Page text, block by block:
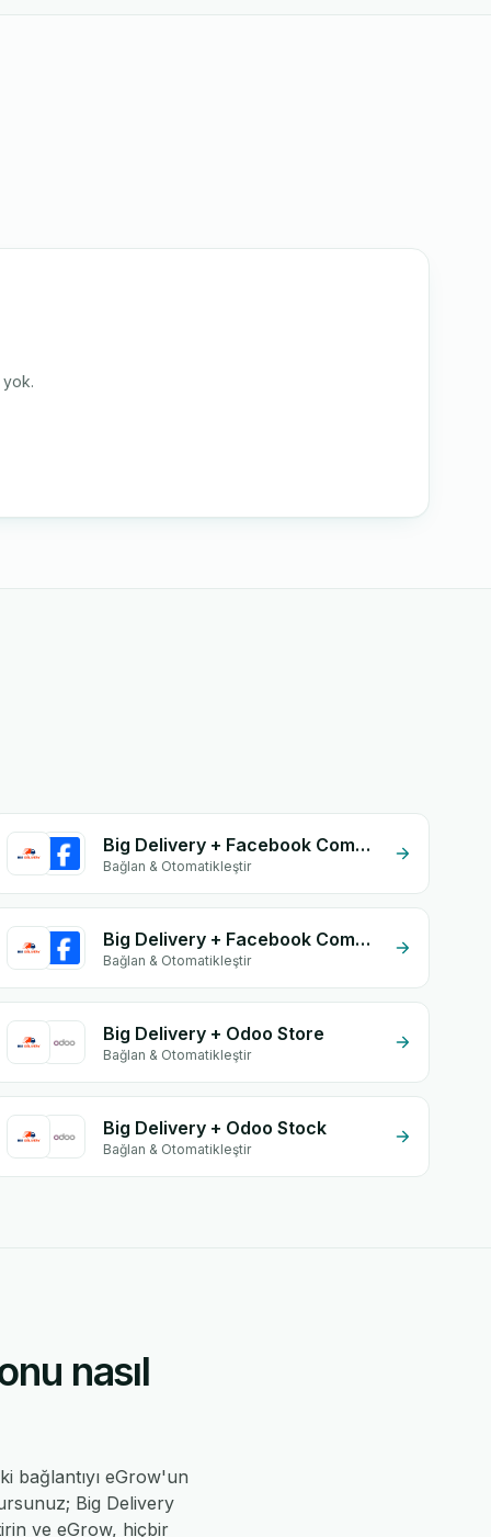
yok.
Big Delivery + Facebook Commerce
Bağlan & Otomatikleştir
Big Delivery + Facebook Comments
Bağlan & Otomatikleştir
Big Delivery + Odoo Store
Bağlan & Otomatikleştir
Big Delivery + Odoo Stock
Bağlan & Otomatikleştir
nasıl
bağlantıyı eGrow'un
Big Delivery
ve eGrow, hiçbir